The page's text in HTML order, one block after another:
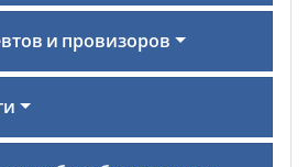
и провизоров